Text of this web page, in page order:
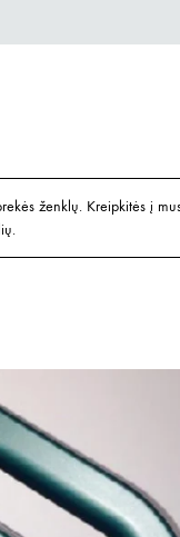
ženklų. Kreipkitės į